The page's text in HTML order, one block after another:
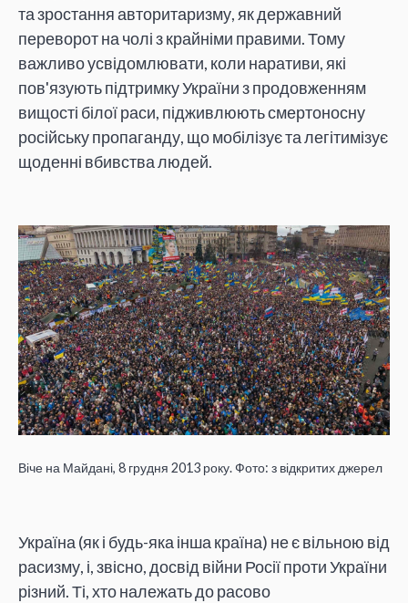
та зростання авторитаризму, як державний
переворот на чолі з крайніми правими. Тому
важливо усвідомлювати, коли наративи, які
пов'язують підтримку України з продовженням
вищості білої раси, підживлюють смертоносну
російську пропаганду, що мобілізує та легітимізує
щоденні вбивства людей.
Віче на Майдані, 8 грудня 2013 року. Фото: з відкритих джерел
Україна (як і будь-яка інша країна) не є вільною від
расизму, і, звісно, досвід війни Росії проти України
різний. Ті, хто належать до расово